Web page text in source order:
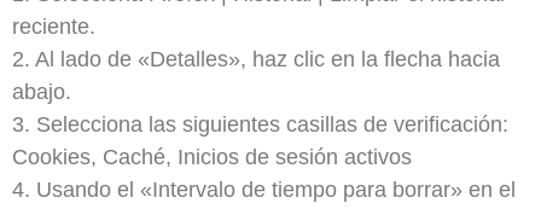
reciente.
2. Al lado de «Detalles», haz clic en la flecha hacia
abajo.
3. Selecciona las siguientes casillas de verificación:
Cookies, Caché, Inicios de sesión activos
4. Usando el «Intervalo de tiempo para borrar» en el